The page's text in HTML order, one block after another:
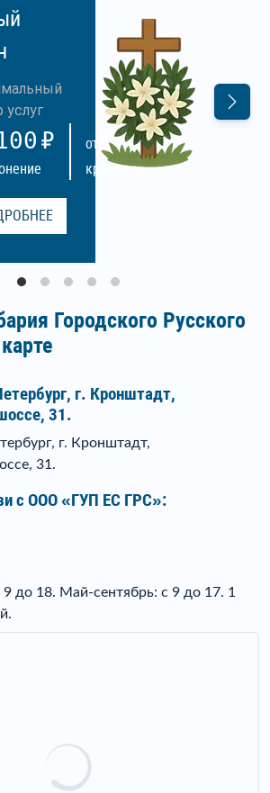
услуг
ОТ 6100
кремация
Городского Русского
г. Кронштадт,
31.
г. Кронштадт,
31.
c ООО «ГУП ЕС ГРС»:
до 18. Май-сентябрь: с 9 до 17. 1